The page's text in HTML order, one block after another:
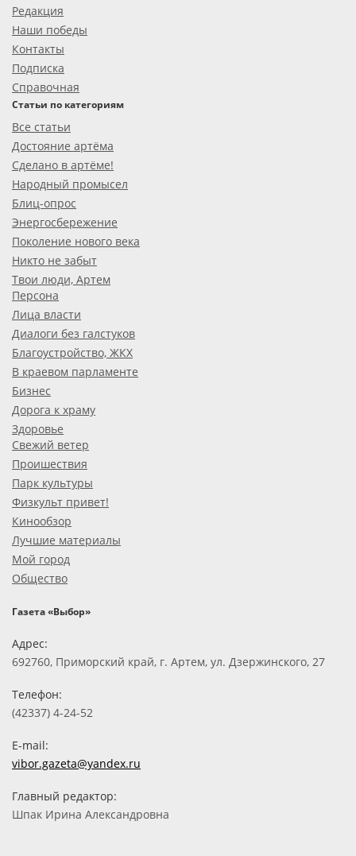
Редакция
Наши победы
Контакты
Подписка
Справочная
Статьи по категориям
Все статьи
Достояние артёма
Сделано в артёме!
Народный промысел
Блиц-опрос
Энергосбережение
Поколение нового века
Никто не забыт
Твои люди, Артем
Персона
Лица власти
Диалоги без галстуков
Благоустройство, ЖКХ
В краевом парламенте
Бизнес
Дорога к храму
Здоровье
Свежий ветер
Проишествия
Парк культуры
Физкульт привет!
Кинообзор
Лучшие материалы
Мой город
Общество
Газета «Выбор»
Адрес:
692760, Приморский край, г. Артем, ул. Дзержинского, 27
Телефон:
(42337) 4-24-52
E-mail:
vibor.gazeta@yandex.ru
Главный редактор:
Шпак Ирина Александровна